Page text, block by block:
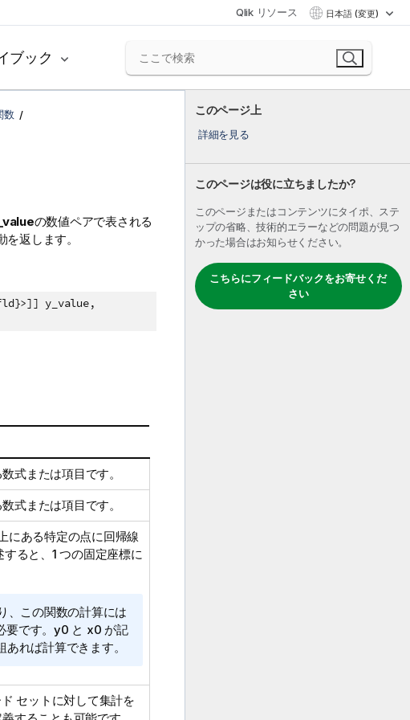
Qlik リソース 日本語 (変更)
ブック
このページ上
詳細を見る
このページは役に立ちましたか?
このページまたはコンテンツにタイポ、ステ
ップの省略、技術的エラーなどの問題が見つ
かった場合はお知らせください。
こちらにフィードバックをお寄せくだ
さい
数
の数値ペアで表される
返します。
y_value,
式または項目です。
式または項目です。
にある特定の点に回帰線
ると、1 つの固定座標に
、この関数の計算には
です。 y0 と x0 が記
れば計算できます。
セットに対して集計を